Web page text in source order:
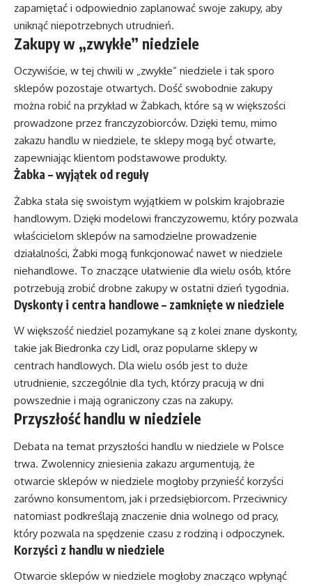
zapamiętać i odpowiednio zaplanować swoje zakupy, aby
uniknąć niepotrzebnych utrudnień.
Zakupy w „zwykłe” niedziele
Oczywiście, w tej chwili w „zwykłe” niedziele i tak sporo
sklepów pozostaje otwartych. Dość swobodnie zakupy
można robić na przykład w Żabkach, które są w większości
prowadzone przez franczyzobiorców. Dzięki temu, mimo
zakazu handlu w niedziele, te sklepy mogą być otwarte,
zapewniając klientom podstawowe produkty.
Żabka – wyjątek od reguły
Żabka stała się swoistym wyjątkiem w polskim krajobrazie
handlowym. Dzięki modelowi franczyzowemu, który pozwala
właścicielom sklepów na samodzielne prowadzenie
działalności, Żabki mogą funkcjonować nawet w niedziele
niehandlowe. To znaczące ułatwienie dla wielu osób, które
potrzebują zrobić drobne zakupy w ostatni dzień tygodnia.
Dyskonty i centra handlowe – zamknięte w niedziele
W większość niedziel pozamykane są z kolei znane dyskonty,
takie jak Biedronka czy Lidl, oraz popularne sklepy w
centrach handlowych. Dla wielu osób jest to duże
utrudnienie, szczególnie dla tych, którzy pracują w dni
powszednie i mają ograniczony czas na zakupy.
Przyszłość handlu w niedziele
Debata na temat przyszłości handlu w niedziele w Polsce
trwa. Zwolennicy zniesienia zakazu argumentują, że
otwarcie sklepów w niedziele mogłoby przynieść korzyści
zarówno konsumentom, jak i przedsiębiorcom. Przeciwnicy
natomiast podkreślają znaczenie dnia wolnego od pracy,
który pozwala na spędzenie czasu z rodziną i odpoczynek.
Korzyści z handlu w niedziele
Otwarcie sklepów w niedziele mogłoby znacząco wpłynąć